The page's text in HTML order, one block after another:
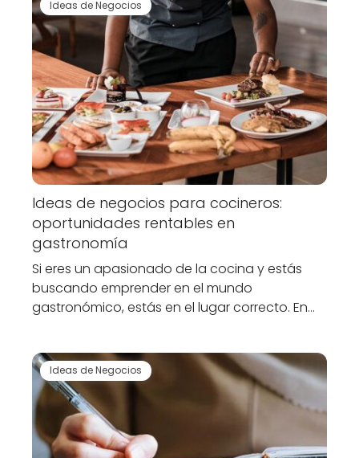
Ideas de Negocios
Ideas de negocios para cocineros:
oportunidades rentables en
gastronomía
Si eres un apasionado de la cocina y estás
buscando emprender en el mundo
gastronómico, estás en el lugar correcto. En…
Ideas de Negocios